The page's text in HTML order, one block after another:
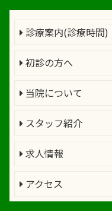
診療案内(診療時間)
初診の方へ
当院について
スタッフ紹介
求人情報
アクセス